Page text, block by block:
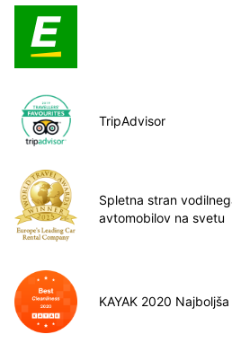
TripAdvisor
Spletna stran
avtomobilov na svetu
KAYAK 2020